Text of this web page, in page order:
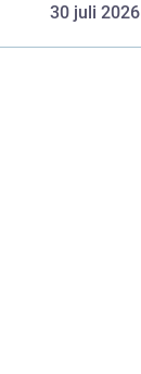
30 juli 2026